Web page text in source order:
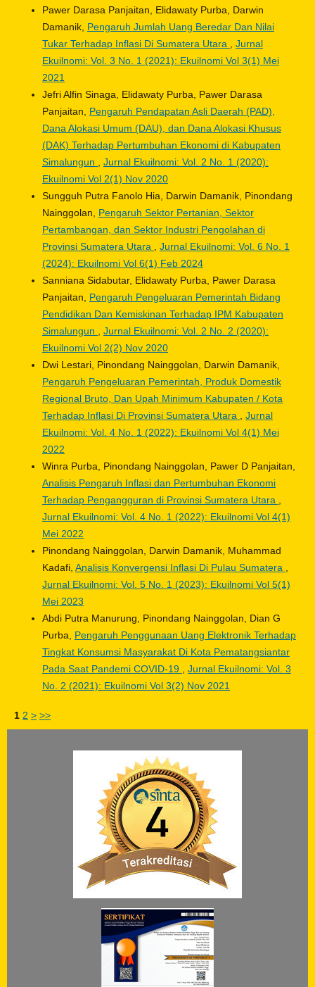
Pawer Darasa Panjaitan, Elidawaty Purba, Darwin
Damanik, Pengaruh Jumlah Uang Beredar Dan Nilai
Tukar Terhadap Inflasi Di Sumatera Utara , Jurnal
Ekuilnomi: Vol. 3 No. 1 (2021): Ekuilnomi Vol 3(1) Mei
2021
Jefri Alfin Sinaga, Elidawaty Purba, Pawer Darasa
Panjaitan, Pengaruh Pendapatan Asli Daerah (PAD),
Dana Alokasi Umum (DAU), dan Dana Alokasi Khusus
(DAK) Terhadap Pertumbuhan Ekonomi di Kabupaten
Simalungun , Jurnal Ekuilnomi: Vol. 2 No. 1 (2020):
Ekuilnomi Vol 2(1) Nov 2020
Sungguh Putra Fanolo Hia, Darwin Damanik, Pinondang
Nainggolan, Pengaruh Sektor Pertanian, Sektor
Pertambangan, dan Sektor Industri Pengolahan di
Provinsi Sumatera Utara , Jurnal Ekuilnomi: Vol. 6 No. 1
(2024): Ekuilnomi Vol 6(1) Feb 2024
Sanniana Sidabutar, Elidawaty Purba, Pawer Darasa
Panjaitan, Pengaruh Pengeluaran Pemerintah Bidang
Pendidikan Dan Kemiskinan Terhadap IPM Kabupaten
Simalungun , Jurnal Ekuilnomi: Vol. 2 No. 2 (2020):
Ekuilnomi Vol 2(2) Nov 2020
Dwi Lestari, Pinondang Nainggolan, Darwin Damanik,
Pengaruh Pengeluaran Pemerintah, Produk Domestik
Regional Bruto, Dan Upah Minimum Kabupaten / Kota
Terhadap Inflasi Di Provinsi Sumatera Utara , Jurnal
Ekuilnomi: Vol. 4 No. 1 (2022): Ekuilnomi Vol 4(1) Mei
2022
Winra Purba, Pinondang Nainggolan, Pawer D Panjaitan,
Analisis Pengaruh Inflasi dan Pertumbuhan Ekonomi
Terhadap Pengangguran di Provinsi Sumatera Utara ,
Jurnal Ekuilnomi: Vol. 4 No. 1 (2022): Ekuilnomi Vol 4(1)
Mei 2022
Pinondang Nainggolan, Darwin Damanik, Muhammad
Kadafi, Analisis Konvergensi Inflasi Di Pulau Sumatera ,
Jurnal Ekuilnomi: Vol. 5 No. 1 (2023): Ekuilnomi Vol 5(1)
Mei 2023
Abdi Putra Manurung, Pinondang Nainggolan, Dian G
Purba, Pengaruh Penggunaan Uang Elektronik Terhadap
Tingkat Konsumsi Masyarakat Di Kota Pematangsiantar
Pada Saat Pandemi COVID-19 , Jurnal Ekuilnomi: Vol. 3
No. 2 (2021): Ekuilnomi Vol 3(2) Nov 2021
1 2 > >>